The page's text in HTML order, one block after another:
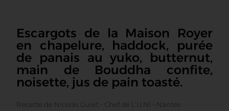
Escargots de la Maison Royer
en chapelure, haddock, purée
de panais au yuko, butternut,
main de Bouddha confite,
noisette, jus de pain toasté.
Recette de Nicolas Guiet – Chef de L’U.Ni – Nantes